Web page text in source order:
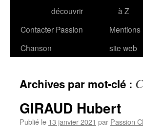
découvrir
à Z
Contacter Passion
Chanson
Mentions
site web
Archives par mot-clé :
GIRAUD Hubert
Publié le 13 janvier 2021 par Passion